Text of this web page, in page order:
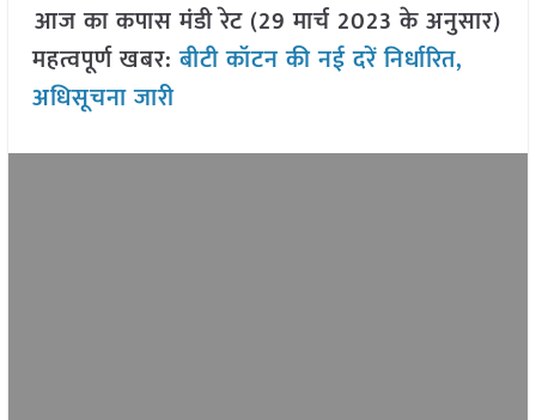
आज का कपास मंडी रेट (29 मार्च 2023 के अनुसार)
महत्वपूर्ण खबर:बीटी कॉटन की नई दरें निर्धारित,
अधिसूचना जारी